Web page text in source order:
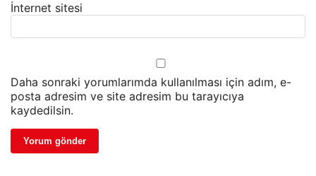
İnternet sitesi
Daha sonraki yorumlarımda kullanılması için adım, e-
posta adresim ve site adresim bu tarayıcıya
kaydedilsin.